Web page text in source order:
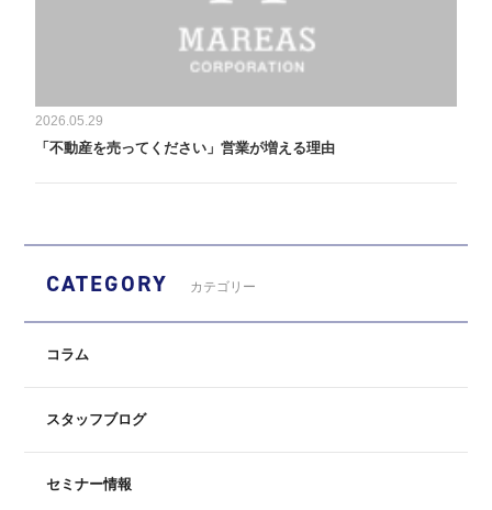
2026.05.29
「不動産を売ってください」営業が増える理由
CATEGORY カテゴリー
コラム
スタッフブログ
セミナー情報